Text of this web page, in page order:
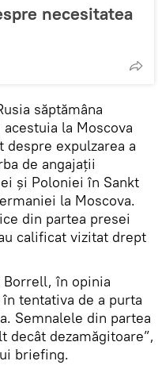
necesitatea
săptămâna
la Moscova
expulzarea a
de angajații
și Poloniei în Sankt
la Moscova.
din partea presei
calificat vizitat drept
Borrell, în opinia
tentativa de a purta
Semnalele din partea
decât dezamăgitoare”,
briefing.